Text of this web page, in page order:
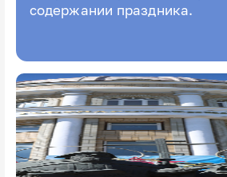
содержании праздника.